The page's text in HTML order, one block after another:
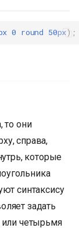
0 round 50px);
то они
справа,
которые
синтаксису
задать
четырьмя